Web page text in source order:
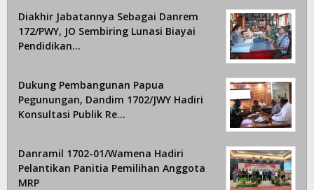
Diakhir Jabatannya Sebagai Danrem
172/PWY, JO Sembiring Lunasi Biayai
Pendidikan…
Dukung Pembangunan Papua
Pegunungan, Dandim 1702/JWY Hadiri
Konsultasi Publik Re…
Danramil 1702-01/Wamena Hadiri
Pelantikan Panitia Pemilihan Anggota
MRP